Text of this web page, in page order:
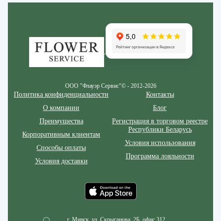
ООО "Флауэр Сервис"© - 2012-2026
Политика конфиденциальности
О компании
Преимущества
Корпоративным клиентам
Способы оплаты
Условия доставки
Контакты
Блог
Регистрация в торговом реестре
Республики Беларусь
Условия использования
Программа лояльности
г. Минск, ул. Скрыганова, 2Б, офис 312